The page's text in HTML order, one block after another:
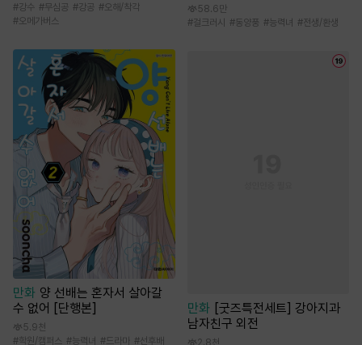
#강수 #무심공 #강공 #오해/착각
#오메가버스
만화 양 선배는 혼자서 살아갈
수 없어 [단행본]
5.9천
#학원/캠퍼스 #능력녀 #드라마 #선후배
58.6만
#걸크러시 #동양풍 #능력녀 #전생/환생
만화 [굿즈특전세트] 강아지과
남자친구 외전
2.8천